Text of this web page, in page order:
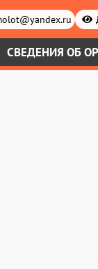
СВЕДЕНИЯ ОБ